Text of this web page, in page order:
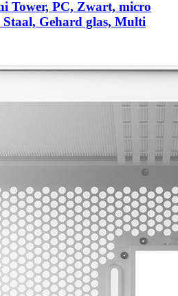
Tower, PC, Zwart, micro
Gehard glas, Multi